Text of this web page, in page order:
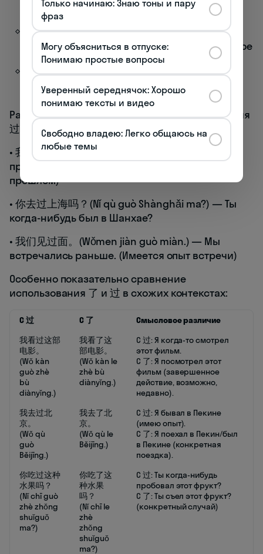
настоящем
Часто используется с наречиями времени,
указывающими на неопределенное прошлое
Может обозначать действия, которые
потенциально повторимы
Рассмотрим типичные примеры использования
过:
• 我吃过法国菜。(Wǒ chī guò fǎguó cài.) — Я
пробовал французскую кухню. (Когда-то в
прошлом)
• 你去过上海吗？(Nǐ qù guò Shànghǎi ma?) — Ты
когда-нибудь был в Шанхае?
• 我们见过面。(Wǒmen jiàn guò miàn.) — Мы
встречались раньше. (Имеется опыт встречи)
Особенно показательно сравнение
использования 了 и 过 в схожих контекстах:
С 过 С 了
Смысловое различие
我看过这部
电影。
(Wǒ kàn
guò zhè
bù
diànyǐng.)
我看了这
部电影。
(Wǒ kàn le
zhè bù
diànyǐng.)
С 过: Я когда-то смотрел
этот фильм.
С 了: Я посмотрел этот
фильм (завершенное
действие, возможно,
недавно).
我去过北
京。
(Wǒ qù
guò
Běijīng.)
我去了北
京。
(Wǒ qù le
Běijīng.)
С 过: Я бывал в Пекине
(имею опыт).
С 了: Я поехал в Пекин/был
в Пекине (конкретная
поездка).
你吃过这种
水果吗？
(Nǐ chī guò
zhè zhǒng
shuǐguǒ
ma?)
你吃了这
种水果
吗？
(Nǐ chī le
zhè
zhǒng
shuǐguǒ
ma?)
С 过: Ты когда-нибудь
пробовал этот фрукт?
С 了: Ты съел этот фрукт?
(конкретный случай)
Только начинаю: Знаю тоны и пару
фраз
Могу объясниться в отпуске:
Понимаю простые вопросы
Уверенный середнячок: Хорошо
понимаю тексты и видео
Свободно владею: Легко общаюсь на
любые темы